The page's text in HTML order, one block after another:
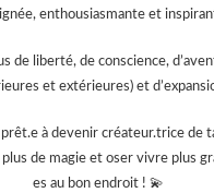
enthousiasmante et
de liberté, de conscience,
et extérieures) et
à devenir créateur.trice de
plus de magie et oser vivre plus
es au bon endroit ! 💫